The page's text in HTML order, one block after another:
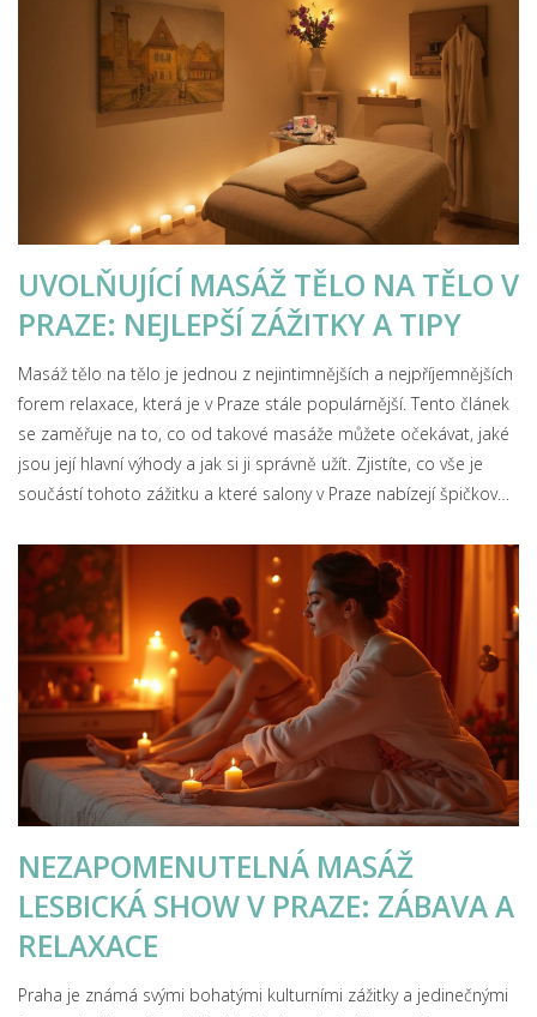
UVOLŇUJÍCÍ MASÁŽ TĚLO NA TĚLO V
PRAZE: NEJLEPŠÍ ZÁŽITKY A TIPY
Masáž tělo na tělo je jednou z nejintimnějších a nejpříjemnějších
forem relaxace, která je v Praze stále populárnější. Tento článek
se zaměřuje na to, co od takové masáže můžete očekávat, jaké
jsou její hlavní výhody a jak si ji správně užít. Zjistíte, co vše je
součástí tohoto zážitku a které salony v Praze nabízejí špičkovou
správný salon a udělat si z masáže neopakovatelný zážitek.
NEZAPOMENUTELNÁ MASÁŽ
LESBICKÁ SHOW V PRAZE: ZÁBAVA A
RELAXACE
Praha je známá svými bohatými kulturními zážitky a jedinečnými